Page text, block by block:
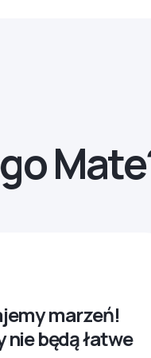
marzeń!
nie będą łatwe